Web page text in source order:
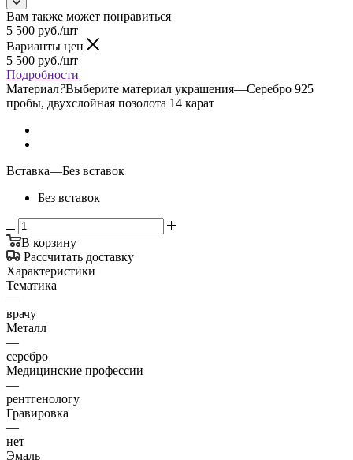
Вам также может понравиться
5 500 руб./шт
Варианты цен
5 500 руб./шт
Подробности
Материал?Выберите материал украшения—Серебро 925
пробы, двухслойная позолота 14 карат
Вставка—Без вставок
Без вставок
В корзину
Рассчитать доставку
Характеристики
Тематика
—
врачу
Металл
—
серебро
Медицинские профессии
—
рентгенологу
Гравировка
—
нет
Эмаль